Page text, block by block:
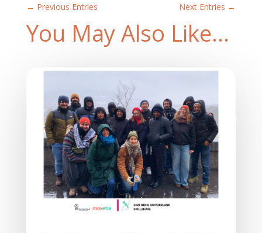
← Previous Entries Next Entries →
You May Also Like…